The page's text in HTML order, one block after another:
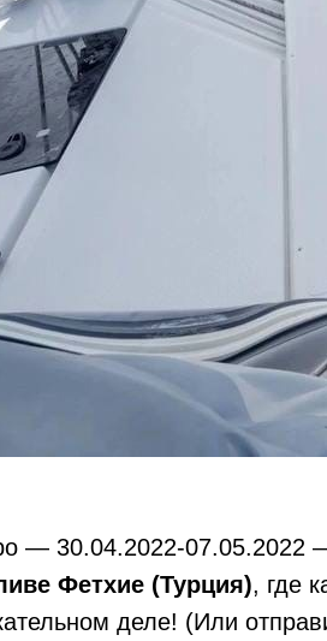
— 30.04.2022-07.05.2022
Фетхие (Турция), где
деле! (Или